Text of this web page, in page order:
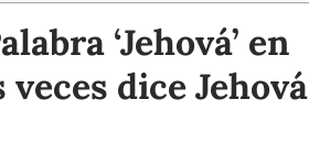
‘Jehová’ en
dice Jehová